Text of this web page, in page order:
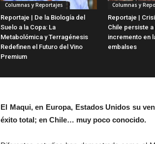
Columnas y Reportajes
Reportaje | De la Biología del
Suelo a la Copa: La
Metabolómica y Terragénesis
Redefinen el Futuro del Vino
Premium
Columnas y
Reportaje |
Chile persiste
incremento en
embalses
El Maqui, en Europa, Estados Unidos su
éxito total; en Chile… muy poco conocido.